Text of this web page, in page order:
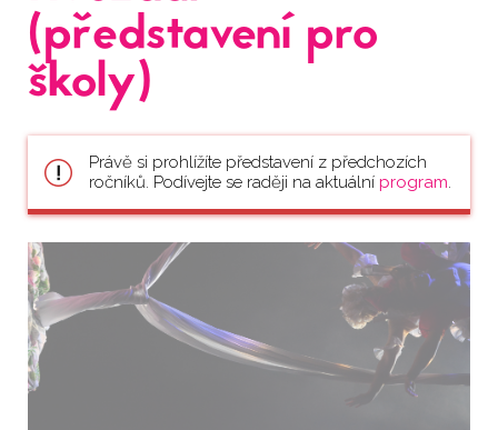
(představení pro
školy)
Právě si prohlížíte představení z předchozích
ročníků. Podívejte se raději na aktuální program.